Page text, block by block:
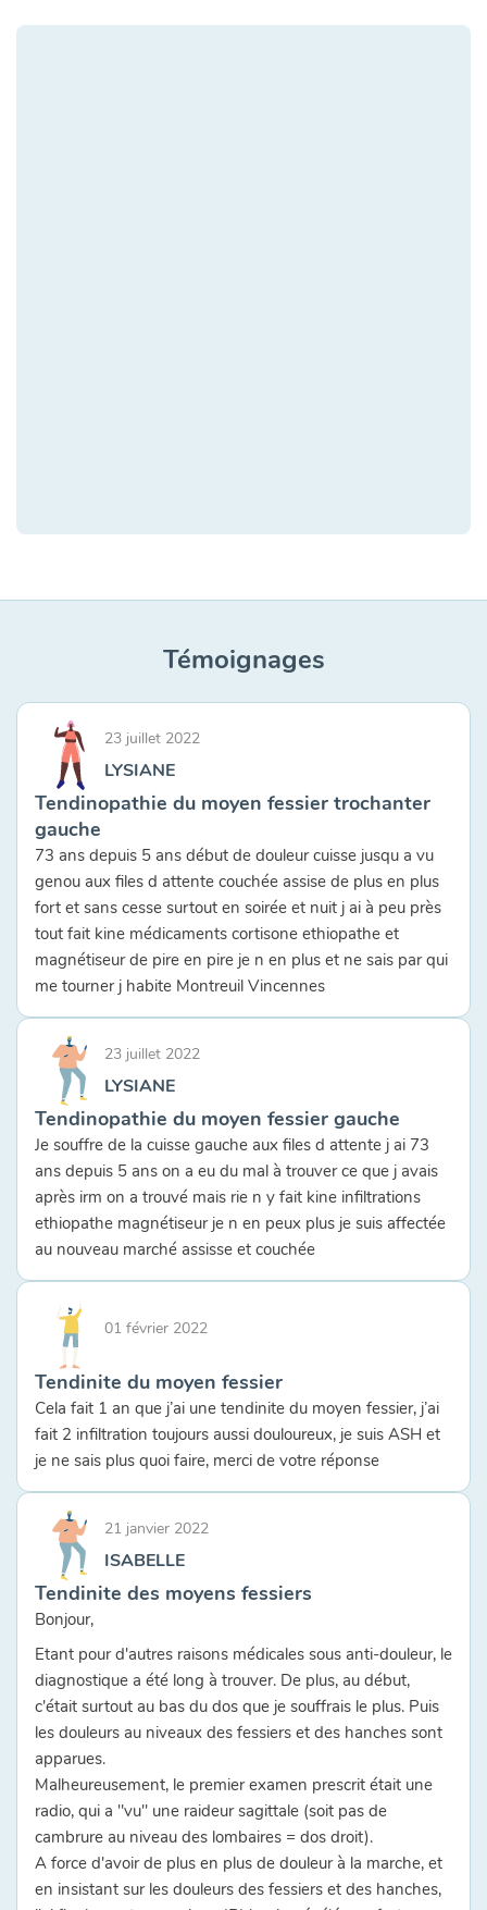
Témoignages
23 juillet 2022
LYSIANE
Tendinopathie du moyen fessier trochanter
gauche
73 ans depuis 5 ans début de douleur cuisse jusqu a vu
genou aux files d attente couchée assise de plus en plus
fort et sans cesse surtout en soirée et nuit j ai à peu près
tout fait kine médicaments cortisone ethiopathe et
magnétiseur de pire en pire je n en plus et ne sais par qui
me tourner j habite Montreuil Vincennes
23 juillet 2022
LYSIANE
Tendinopathie du moyen fessier gauche
Je souffre de la cuisse gauche aux files d attente j ai 73
ans depuis 5 ans on a eu du mal à trouver ce que j avais
après irm on a trouvé mais rie n y fait kine infiltrations
ethiopathe magnétiseur je n en peux plus je suis affectée
au nouveau marché assisse et couchée
01 février 2022
Tendinite du moyen fessier
Cela fait 1 an que j’ai une tendinite du moyen fessier, j’ai
fait 2 infiltration toujours aussi douloureux, je suis ASH et
je ne sais plus quoi faire, merci de votre réponse
21 janvier 2022
ISABELLE
Tendinite des moyens fessiers
Bonjour,
Etant pour d'autres raisons médicales sous anti-douleur, le
diagnostique a été long à trouver. De plus, au début,
c'était surtout au bas du dos que je souffrais le plus. Puis
les douleurs au niveaux des fessiers et des hanches sont
apparues.
Malheureusement, le premier examen prescrit était une
radio, qui a "vu" une raideur sagittale (soit pas de
cambrure au niveau des lombaires = dos droit).
A force d'avoir de plus en plus de douleur à la marche, et
en insistant sur les douleurs des fessiers et des hanches,